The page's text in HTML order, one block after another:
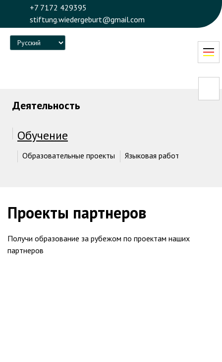
+7 7172 429395
stiftung.wiedergeburt@gmail.com
Language
Проекты партнеров
Получи образование за рубежом по проектам наших
партнеров
Деятельность
Обучение
Образовательные проекты Языковая работа